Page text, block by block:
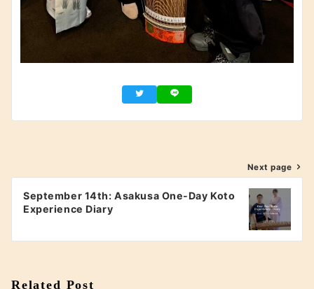
稿
ナ
ビ
ー
Next page
September 14th: Asakusa One-Day Koto
Experience Diary
Related Post